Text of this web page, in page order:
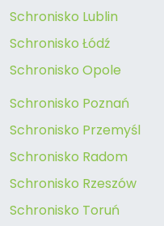
Schronisko Lublin
Schronisko Łódź
Schronisko Opole
Schronisko Poznań
Schronisko Przemyśl
Schronisko Radom
Schronisko Rzeszów
Schronisko Toruń